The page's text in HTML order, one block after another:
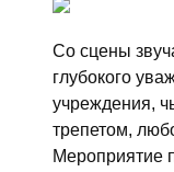
Со сцены
глубокого
учреждения,
трепетом,
Мероприятие